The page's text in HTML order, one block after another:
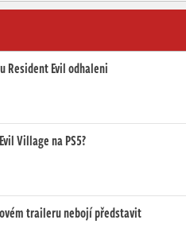
Resident Evil odhaleni
Village na PS5?
traileru nebojí představit